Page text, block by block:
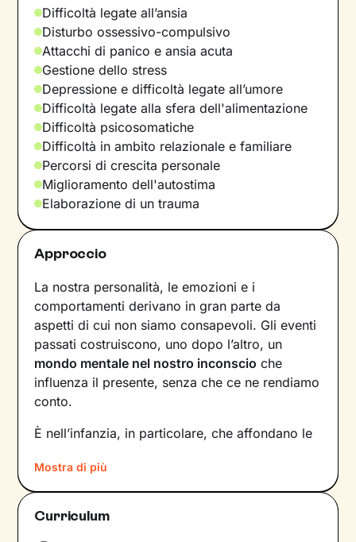
Difficoltà legate all’ansia
Disturbo ossessivo-compulsivo
Attacchi di panico e ansia acuta
Gestione dello stress
Depressione e difficoltà legate all’umore
Difficoltà legate alla sfera dell'alimentazione
Difficoltà psicosomatiche
Difficoltà in ambito relazionale e familiare
Percorsi di crescita personale
Miglioramento dell'autostima
Elaborazione di un trauma
Approccio
La nostra personalità, le emozioni e i
comportamenti derivano in gran parte da
aspetti di cui non siamo consapevoli. Gli eventi
passati costruiscono, uno dopo l’altro, un
mondo mentale nel nostro inconscio che
influenza il presente, senza che ce ne rendiamo
conto.
È nell’infanzia, in particolare, che affondano le
e agire: leesperienze vissute in famiglia
infatti, vengono apprese, memorizzate e
riproposte nelle relazioni successive.
Mostra di più
Curriculum